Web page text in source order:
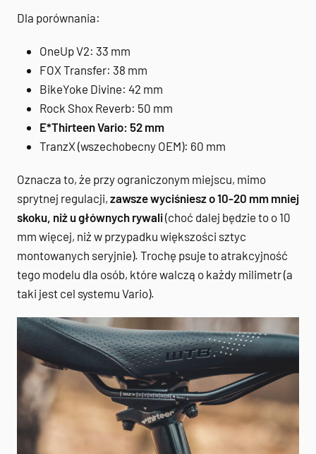
Dla porównania:
OneUp V2: 33 mm
FOX Transfer: 38 mm
BikeYoke Divine: 42 mm
Rock Shox Reverb: 50 mm
E*Thirteen Vario: 52 mm
TranzX (wszechobecny OEM): 60 mm
Oznacza to, że przy ograniczonym miejscu, mimo
sprytnej regulacji, zawsze wyciśniesz o 10-20 mm mniej
skoku, niż u głównych rywali(choć dalej będzie to o 10
mm więcej, niż w przypadku większości sztyc
montowanych seryjnie). Trochę psuje to atrakcyjność
tego modelu dla osób, które walczą o każdy milimetr (a
taki jest cel systemu Vario).